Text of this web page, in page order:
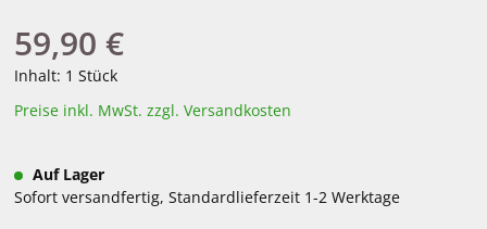
Regulärer Preis:
59,90 €
Inhalt: 1 Stück
Preise inkl. MwSt. zzgl. Versandkosten
Auf Lager
Sofort versandfertig, Standardlieferzeit 1-2 Werktage